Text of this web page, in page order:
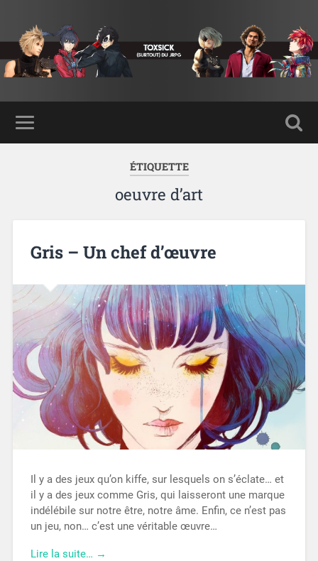
ÉTIQUETTE
oeuvre d’art
Gris – Un chef d’œuvre
Il y a des jeux qu’on kiffe, sur lesquels on s’éclate… et
il y a des jeux comme Gris, qui laisseront une marque
indélébile sur notre être, notre âme. Enfin, ce n’est pas
un jeu, non… c’est une véritable œuvre…
Lire la suite… →